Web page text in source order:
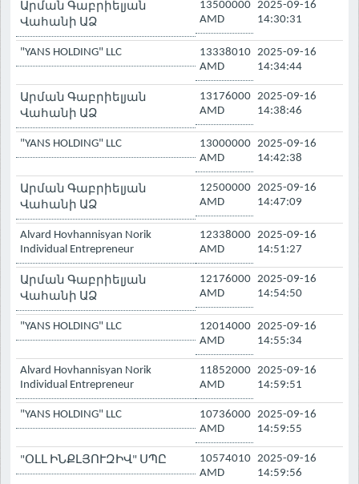
Արման Գաբրիելյան
Վահանի ԱՁ
13500000
AMD
2025-09-16
14:30:31
"YANS HOLDING" LLC
13338010
AMD
2025-09-16
14:34:44
Արման Գաբրիելյան
Վահանի ԱՁ
13176000
AMD
2025-09-16
14:38:46
"YANS HOLDING" LLC
13000000
AMD
2025-09-16
14:42:38
Արման Գաբրիելյան
Վահանի ԱՁ
12500000
AMD
2025-09-16
14:47:09
Alvard Hovhannisyan Norik
Individual Entrepreneur
12338000
AMD
2025-09-16
14:51:27
Արման Գաբրիելյան
Վահանի ԱՁ
12176000
AMD
2025-09-16
14:54:50
"YANS HOLDING" LLC
12014000
AMD
2025-09-16
14:55:34
Alvard Hovhannisyan Norik
Individual Entrepreneur
11852000
AMD
2025-09-16
14:59:51
"YANS HOLDING" LLC
10736000
AMD
2025-09-16
14:59:55
"ՕԼԼ ԻՆՔԼՅՈՒԶԻՎ" ՍՊԸ
10574010
AMD
2025-09-16
14:59:56